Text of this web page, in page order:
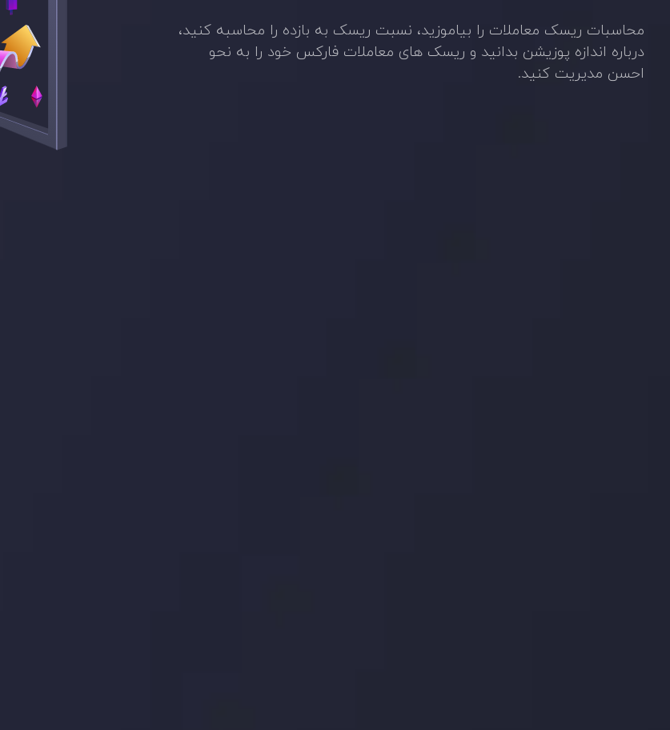
محاسبات ریسک معاملات را بیاموزید، نسبت ریسک به بازده را محاسبه کنید،
درباره اندازه پوزیشن بدانید و ریسک های معاملات فارکس خود را به نحو
احسن مدیریت کنید.